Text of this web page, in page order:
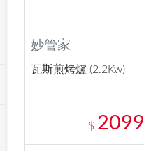
妙管家
瓦斯煎烤爐 (2.2Kw)
$ 2099